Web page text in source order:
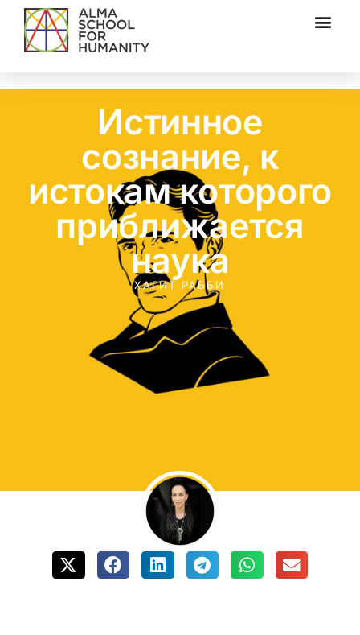
Истинное
сознание, к
истокам которого
приближается
наука
ХАГИТ РАББИ